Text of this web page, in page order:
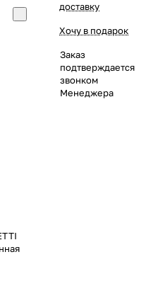
доставку
Хочу в подарок
Заказ
подтверждается
звонком
Менеджера